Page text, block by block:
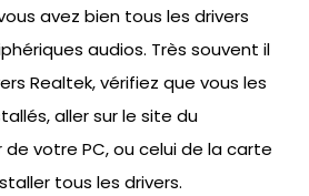
avez bien tous les drivers
audios. Très souvent il
Realtek, vérifiez que vous les
aller sur le site du
votre PC, ou celui de la carte
tous les drivers.